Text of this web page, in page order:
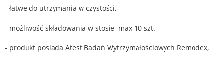
- łatwe do utrzymania w czystości,
- możliwość składowania w stosie max 10 szt.
- produkt posiada Atest Badań Wytrzymałościowych Remodex,